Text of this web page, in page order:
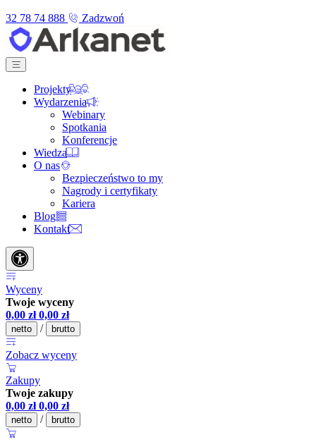
32 78 74 888
Zadzwoń
Projekty
Wydarzenia
Webinary
Spotkania
Konferencje
Wiedza
O nas
Bezpieczeństwo to my
Nagrody i certyfikaty
Kariera
Blog
Kontakt
Wyceny
Twoje wyceny
0,00 zł 0,00 zł
netto / brutto
Zobacz wyceny
Zakupy
Twoje zakupy
0,00 zł 0,00 zł
netto / brutto